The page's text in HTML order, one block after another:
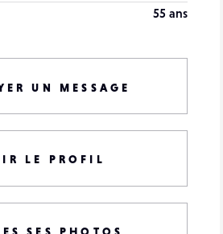
55 ans
UN MESSAGE
LE PROFIL
SES PHOTOS